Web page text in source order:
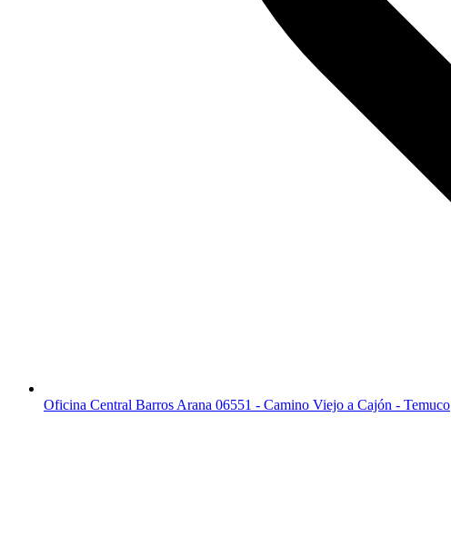
Oficina Central Barros Arana 06551 - Camino Viejo a Cajón - Temuco